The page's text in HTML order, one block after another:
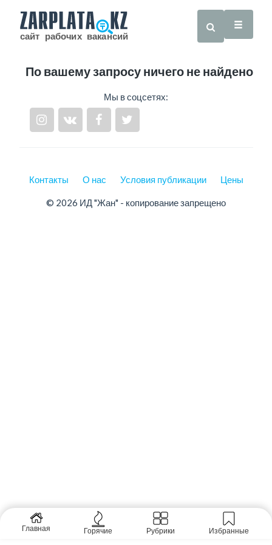
По вашему запросу ничего не найдено
Мы в соцсетях:
Контакты О нас Условия публикации Цены
© 2026 ИД "Жан" - копирование запрещено
Главная Горячие Рубрики Избранные